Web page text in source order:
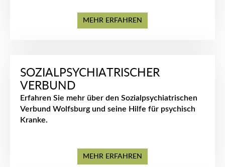
MEHR ERFAHREN
SOZIALPSYCHIATRISCHER
VERBUND
Erfahren Sie mehr über den Sozialpsychiatrischen
Verbund Wolfsburg und seine Hilfe für psychisch
Kranke.
MEHR ERFAHREN